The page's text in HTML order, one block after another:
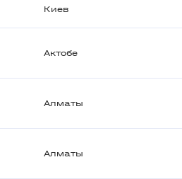
Киев
Актобе
Алматы
Алматы